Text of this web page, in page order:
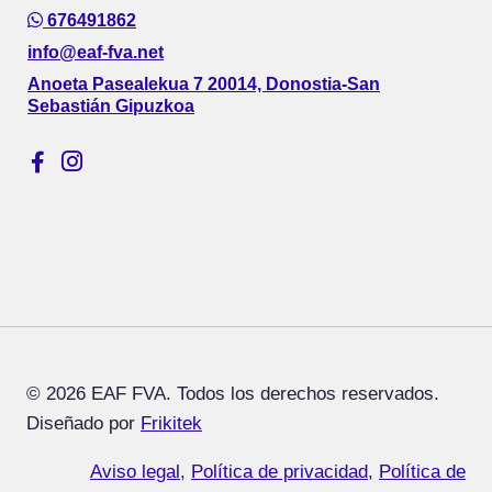
676491862
info@eaf-fva.net
Anoeta Pasealekua 7 20014, Donostia-San
Sebastián Gipuzkoa
© 2026 EAF FVA. Todos los derechos reservados.
Diseñado por Frikitek
Aviso legal, Política de privacidad, Política de